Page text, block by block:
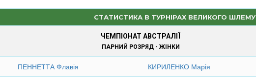
СТАТИСТИКА В ТУРНІРАХ ВЕЛИКОГО ШЛЕМУ
ЧЕМПІОНАТ АВСТРАЛІЇ
ПАРНИЙ РОЗРЯД - ЖІНКИ
ПЕННЕТТА Флавія КИРИЛЕНКО Марія